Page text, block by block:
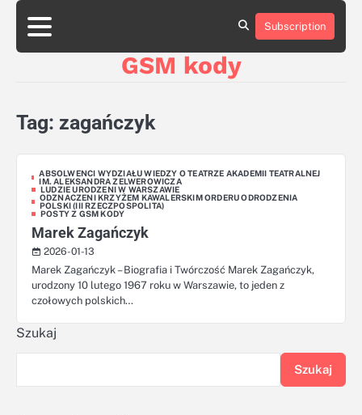
Skip
content
aluminumboatplans.com
dobra-
ujednoznaczniające
aluminumboatplans.com
dobra-
ujednoznaczniające
Kontakt
Kontakt
Subscription
GSM kody
Tag: zagańczyk
ABSOLWENCI WYDZIAŁU WIEDZY O TEATRZE AKADEMII TEATRALNEJ
IM. ALEKSANDRA ZELWEROWICZA
LUDZIE URODZENI W WARSZAWIE
ODZNACZENI KRZYŻEM KAWALERSKIM ORDERU ODRODZENIA
POLSKI (III RZECZPOSPOLITA)
POSTY Z GSM KODY
Marek Zagańczyk
2026-01-13
Marek Zagańczyk – Biografia i Twórczość Marek Zagańczyk,
urodzony 10 lutego 1967 roku w Warszawie, to jeden z
czołowych polskich…
Szukaj
Szukaj